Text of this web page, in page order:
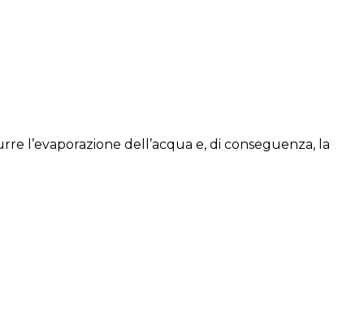
l’evaporazione dell’acqua e, di conseguenza, la